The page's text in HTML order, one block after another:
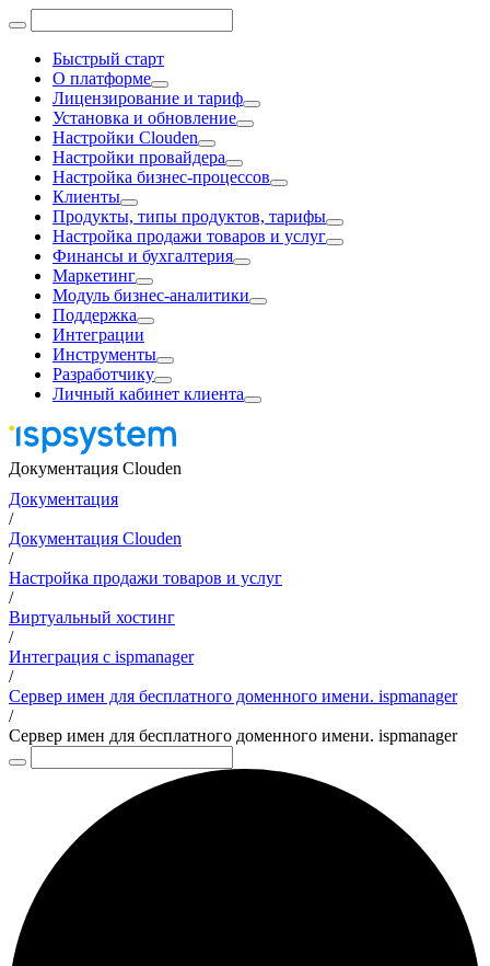
Быстрый старт
О платформе
Лицензирование и тариф
Установка и обновление
Настройки Clouden
Настройки провайдера
Настройка бизнес-процессов
Клиенты
Продукты, типы продуктов, тарифы
Настройка продажи товаров и услуг
Финансы и бухгалтерия
Маркетинг
Модуль бизнес-аналитики
Поддержка
Интеграции
Инструменты
Разработчику
Личный кабинет клиента
Документация Clouden
Документация
/
Документация Clouden
/
Настройка продажи товаров и услуг
/
Виртуальный хостинг
/
Интеграция с ispmanager
/
Сервер имен для бесплатного доменного имени. ispmanager
/
Сервер имен для бесплатного доменного имени. ispmanager